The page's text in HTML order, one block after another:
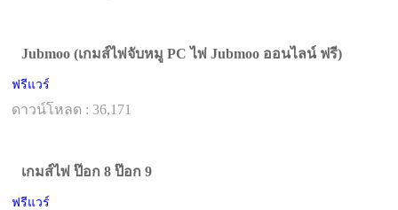
Jubmoo (เกมส์ไพ่จับหมู PC ไพ่ Jubmoo ออนไลน์ ฟรี)
ฟรีแวร์
ดาวน์โหลด : 36,171
เกมส์ไพ่ ป๊อก 8 ป๊อก 9
ฟรีแวร์